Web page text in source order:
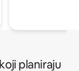
planiraju